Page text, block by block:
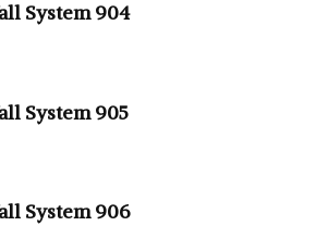
System 904
System 905
System 906